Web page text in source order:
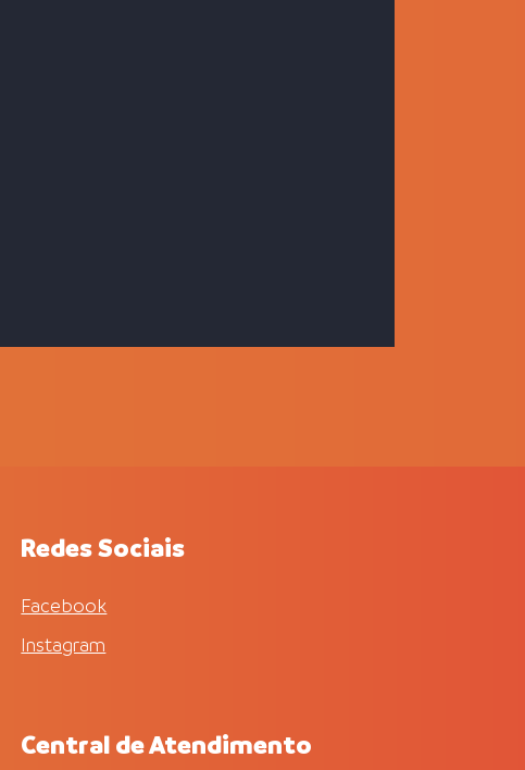
a resolver a
Redes Sociais
Facebook
Instagram
Central de Atendimento